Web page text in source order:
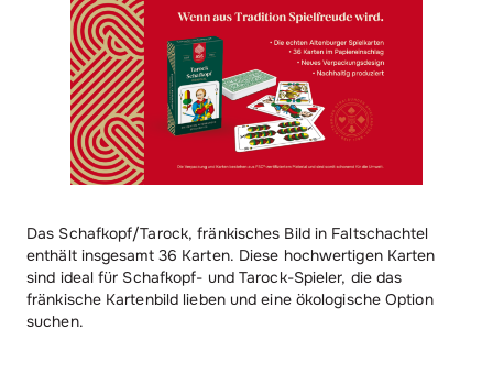
Das Schafkopf/Tarock, fränkisches Bild in Faltschachtel
enthält insgesamt 36 Karten. Diese hochwertigen Karten
sind ideal für Schafkopf- und Tarock-Spieler, die das
fränkische Kartenbild lieben und eine ökologische Option
suchen.